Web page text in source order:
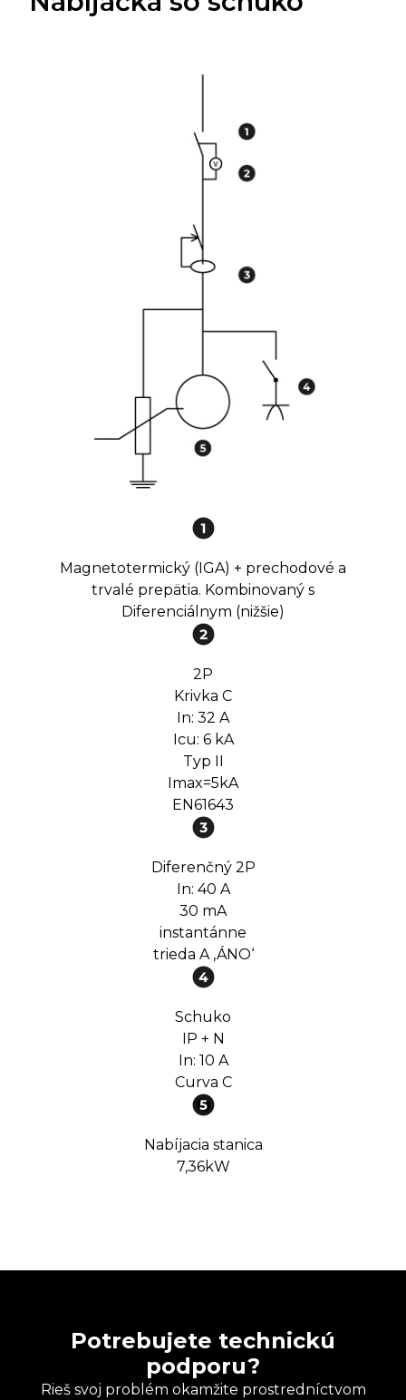
Magnetotermický (IGA) + prechodové a
trvalé prepätia. Kombinovaný s
Diferenciálnym (nižšie)
2P
Krivka C
In: 32 A
Icu: 6 kA
Typ II
Imax=5kA
EN61643
Diferenčný 2P
In: 40 A
30 mA
instantánne
trieda A ‚ÁNO‘
Schuko
IP + N
In: 10 A
Curva C
Nabíjacia stanica
7,36kW
Potrebujete technickú
podporu?
Rieš svoj problém okamžite prostredníctvom